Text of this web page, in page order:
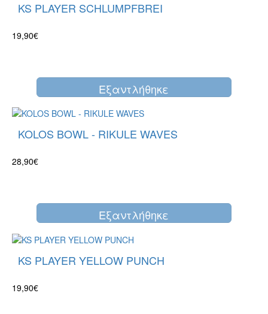
KS PLAYER SCHLUMPFBREI
19,90€
Eξαντλήθηκε
KOLOS BOWL - RIKULE WAVES
28,90€
Eξαντλήθηκε
KS PLAYER YELLOW PUNCH
19,90€